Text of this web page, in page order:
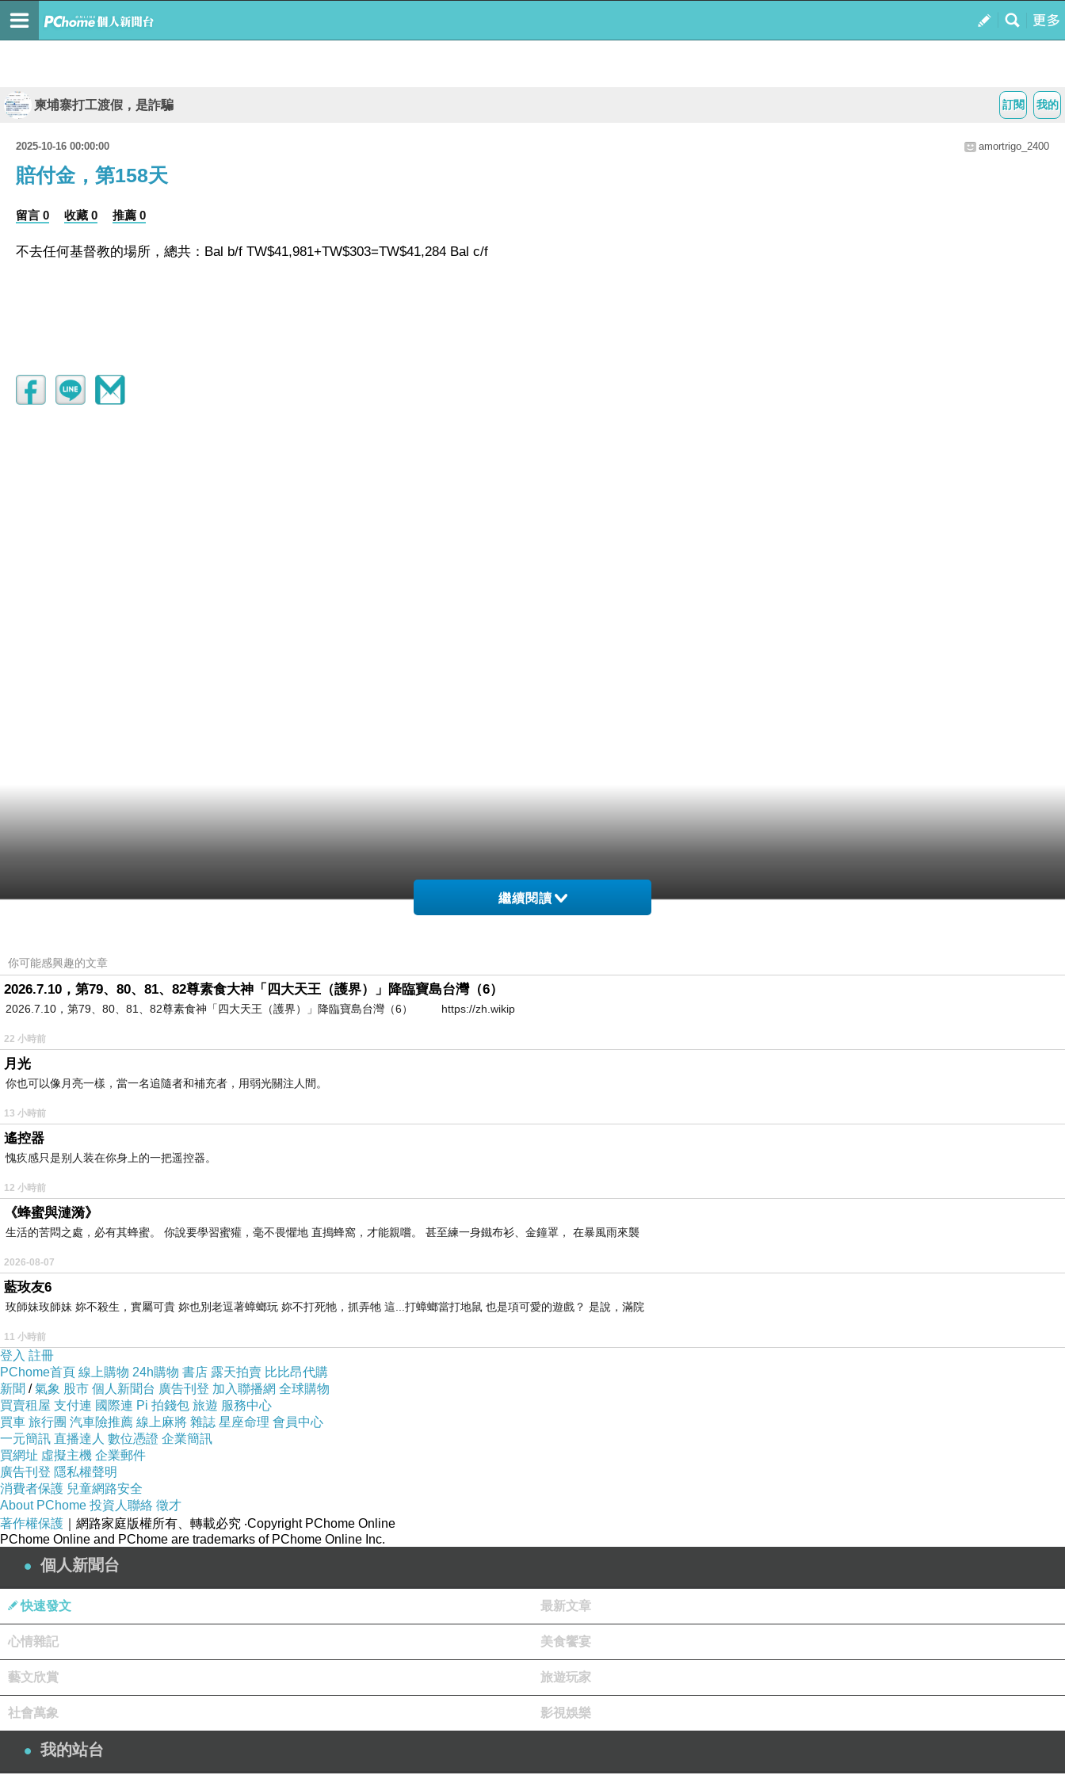
我的
訂閱
柬埔寨打工渡假，是詐騙
2025-10-16 00:00:00 amortrigo_2400
賠付金，第158天
留言 0 收藏 0 推薦 0
不去任何基督教的場所，總共：Bal b/f TW$41,981+TW$303=TW$41,284 Bal c/f
繼續閱讀
你可能感興趣的文章
2026.7.10，第79、80、81、82尊素食大神「四大天王（護界）」降臨寶島台灣（6）
2026.7.10，第79、80、81、82尊素食神「四大天王（護界）」降臨寶島台灣（6） https://zh.wikip
22 小時前
月光
你也可以像月亮一樣，當一名追隨者和補充者，用弱光關注人間。
13 小時前
遙控器
愧疚感只是别人装在你身上的一把遥控器。
12 小時前
《蜂蜜與漣漪》
生活的苦悶之處，必有其蜂蜜。 你說要學習蜜獾，毫不畏懼地 直搗蜂窩，才能親嚐。 甚至練一身鐵布衫、金鐘罩， 在暴風雨來襲
2026-08-07
藍玫友6
玫師妹玫師妹 妳不殺生，實屬可貴 妳也別老逗著蟑螂玩 妳不打死牠，抓弄牠 這...打蟑螂當打地鼠 也是項可愛的遊戲？ 是說，滿院
11 小時前
登入 註冊
PChome首頁 線上購物 24h購物 書店 露天拍賣 比比昂代購
新聞 /氣象 股市 個人新聞台 廣告刊登 加入聯播網 全球購物
買賣租屋 支付連 國際連 Pi 拍錢包 旅遊 服務中心
買車 旅行團 汽車險推薦 線上麻將 雜誌 星座命理 會員中心
一元簡訊 直播達人 數位憑證 企業簡訊
買網址 虛擬主機 企業郵件
廣告刊登 隱私權聲明
消費者保護 兒童網路安全
About PChome 投資人聯絡 徵才
著作權保護 ｜網路家庭版權所有、轉載必究 ‧Copyright PChome Online
PChome Online and PChome are trademarks of PChome Online Inc.
個人新聞台
快速發文 最新文章
心情雜記 美食饗宴
藝文欣賞 旅遊玩家
社會萬象 影視娛樂
我的站台